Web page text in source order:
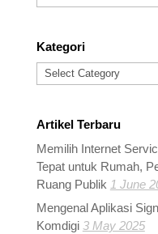
Kategori
Kategori
Artikel Terbaru
Memilih Internet
Tepat untuk Rumah,
Ruang Publik 1 June
Mengenal Aplikasi
Komdigi 3 May 2025